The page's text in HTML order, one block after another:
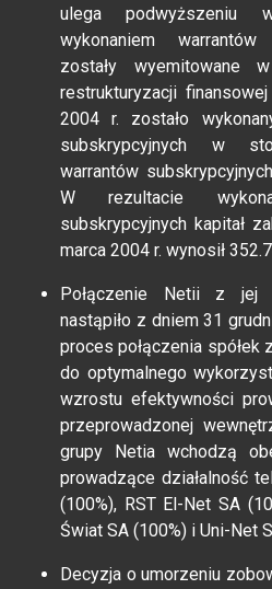
ulega podwyższeniu
wykonaniem
zostały wyemitowane
restrukturyzacji
2004 r. zostało
subskrypcyjnych w
warrantów
W rezultacie
subskrypcyjnych kapitał
marca 2004 r. wynosił
Połączenie Netii z jej
nastąpiło z dniem 31
proces połączenia
do optymalnego
wzrostu efektywności
przeprowadzonej
grupy Netia wchodzą
prowadzące działalność
(100%), RST El-Net SA
Świat SA (100%) i Uni-Net
Decyzja o umorzeniu